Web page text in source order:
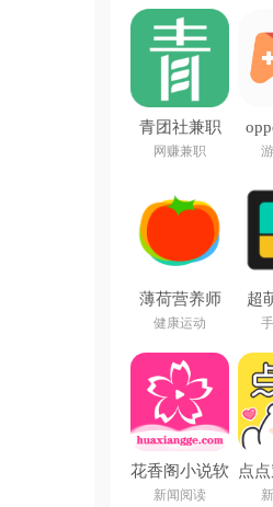
青团社兼职
app
网赚兼职
心
薄荷营养师
app免费版
健康运动
超
花香阁小说软
件免费阅读下
新闻阅读
点